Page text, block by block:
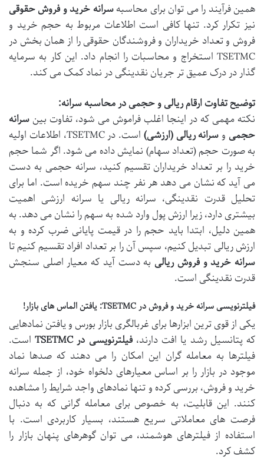
همین فرآیند را می توان برای محاسبهسرانه خرید و فروش حقوقی
نیز تکرار کرد. تنها کافی است اطلاعات مربوط به حجم خرید و
فروش و تعداد خریداران و فروشندگان حقوقی را از همان بخش در
TSETMC استخراج و محاسبات را انجام داد. این کار به سرمایه
گذار در درک عمیق تر جریان نقدینگی در نماد کمک می کند.
توضیح تفاوت ارقام ریالی و حجمی در محاسبه سرانه:
نکته مهمی که در اینجا اغلب فراموش می شود، تفاوت بین سرانه
حجمی و سرانه ریالی (ارزشی)
است. در TSETMC، اطلاعات اولیه
به صورت حجم (تعداد سهام) نمایش داده می شود. اگر شما حجم
خرید را بر تعداد خریداران تقسیم کنید، سرانه حجمی به دست
می آید که نشان می دهد هر نفر چند سهم خریده است. اما برای
تحلیل قدرت نقدینگی، سرانه ریالی یا سرانه ارزشی اهمیت
بیشتری دارد، زیرا ارزش پول وارد شده به سهم را نشان می دهد. به
همین دلیل، ابتدا باید حجم را در قیمت پایانی ضرب کرده و به
ارزش ریالی تبدیل کنیم، سپس آن را بر تعداد افراد تقسیم کنیم تا
سرانه خرید و فروش ریالی به دست آید که معیار اصلی سنجش
قدرت نقدینگی است.
فیلترنویسی سرانه خرید و فروش در TSETMC: یافتن الماس های بازار!
یکی از قوی ترین ابزارها برای غربالگری بازار بورس و یافتن نمادهایی
که پتانسیل رشد یا افت دارند،فیلترنویسی در TSETMC
است.
فیلترها به معامله گران این امکان را می دهند که صدها نماد
موجود در بازار را بر اساس معیارهای دلخواه خود، از جمله سرانه
خرید و فروش، بررسی کرده و تنها نمادهای واجد شرایط را مشاهده
کنند. این قابلیت، به خصوص برای معامله گرانی که به دنبال
فرصت های معاملاتی سریع هستند، بسیار کاربردی است. با
استفاده از فیلترهای هوشمند، می توان گوهرهای پنهان بازار را
کشف کرد.